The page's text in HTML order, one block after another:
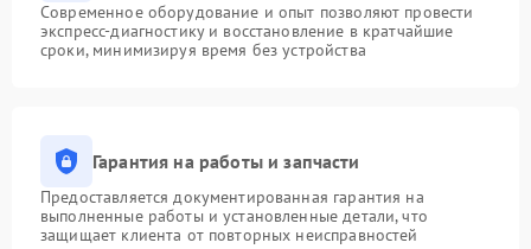
Современное оборудование и опыт позволяют провести
экспресс-диагностику и восстановление в кратчайшие
сроки, минимизируя время без устройства
Гарантия на работы и запчасти
Предоставляется документированная гарантия на
выполненные работы и установленные детали, что
защищает клиента от повторных неисправностей